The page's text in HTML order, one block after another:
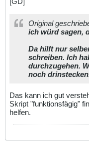
Original
ich würd sagen,
Da hilft nur
schreiben. Ich
durchzugehen.
noch
Das kann ich gut
Skript "funktionsfägig"
helfen.